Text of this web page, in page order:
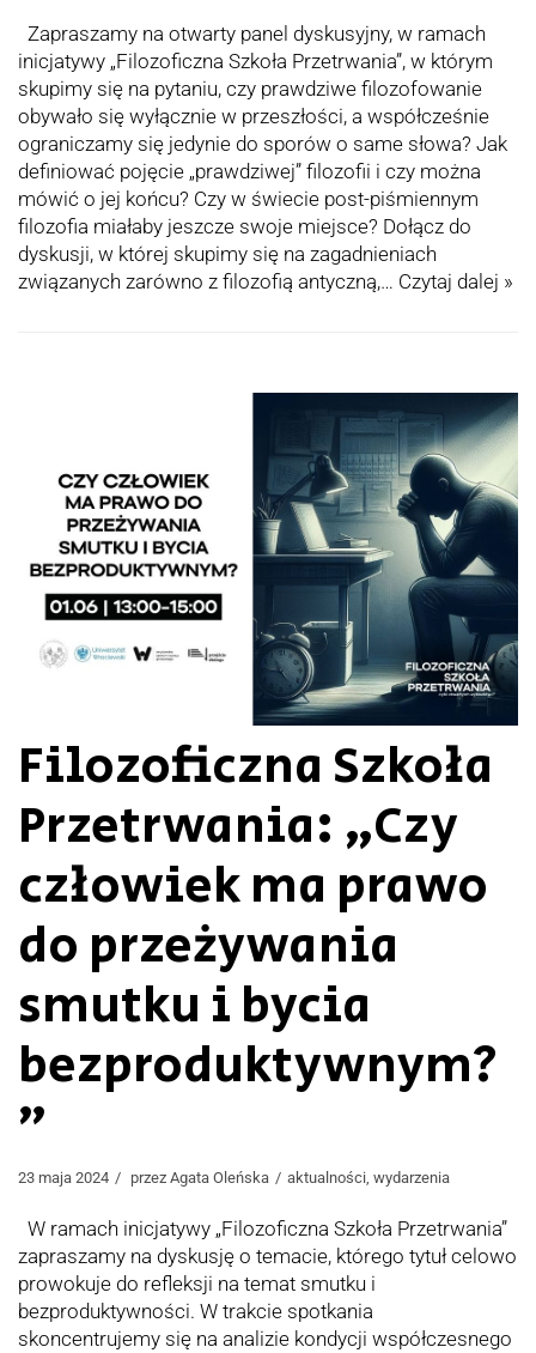
Zapraszamy na otwarty panel dyskusyjny, w ramach
inicjatywy „Filozoficzna Szkoła Przetrwania”, w którym
skupimy się na pytaniu, czy prawdziwe filozofowanie
obywało się wyłącznie w przeszłości, a współcześnie
ograniczamy się jedynie do sporów o same słowa? Jak
definiować pojęcie „prawdziwej” filozofii i czy można
mówić o jej końcu? Czy w świecie post-piśmiennym
filozofia miałaby jeszcze swoje miejsce? Dołącz do
dyskusji, w której skupimy się na zagadnieniach
związanych zarówno z filozofią antyczną,… Czytaj dalej »
Filozoficzna Szkoła
Przetrwania: „Czy
człowiek ma prawo
do przeżywania
smutku i bycia
bezproduktywnym?
”
23 maja 2024 przez Agata Oleńska aktualności, wydarzenia
W ramach inicjatywy „Filozoficzna Szkoła Przetrwania”
zapraszamy na dyskusję o temacie, którego tytuł celowo
prowokuje do refleksji na temat smutku i
bezproduktywności. W trakcie spotkania
skoncentrujemy się na analizie kondycji współczesnego